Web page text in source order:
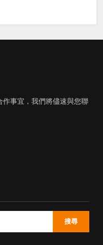
事宜，我們將儘速與您聯
搜尋